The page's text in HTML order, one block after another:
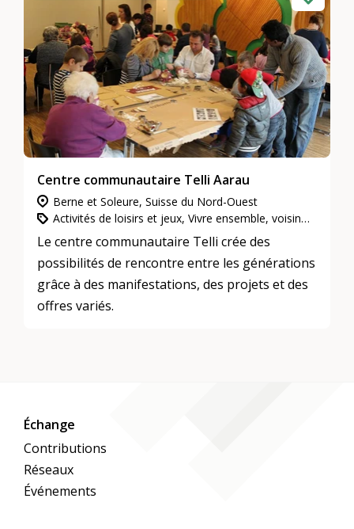
Centre communautaire Telli Aarau
Berne et Soleure, Suisse du Nord-Ouest
Activités de loisirs et jeux, Vivre ensemble, voisinage et quartiers, L’engagement d’utilité publique
Le centre communautaire Telli crée des
possibilités de rencontre entre les générations
grâce à des manifestations, des projets et des
offres variés.
Échange
Contributions
Réseaux
Événements